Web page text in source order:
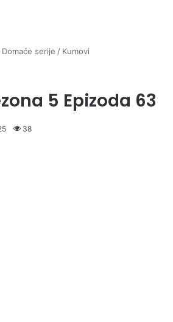
Domaće serije / Kumovi
5 Epizoda 63
38